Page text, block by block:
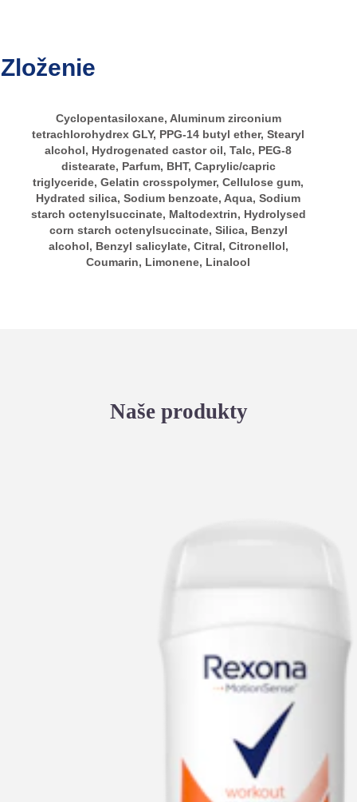
Zloženie
Cyclopentasiloxane, Aluminum zirconium
tetrachlorohydrex GLY, PPG-14 butyl ether, Stearyl
alcohol, Hydrogenated castor oil, Talc, PEG-8
distearate, Parfum, BHT, Caprylic/capric
triglyceride, Gelatin crosspolymer, Cellulose gum,
Hydrated silica, Sodium benzoate, Aqua, Sodium
starch octenylsuccinate, Maltodextrin, Hydrolysed
corn starch octenylsuccinate, Silica, Benzyl
alcohol, Benzyl salicylate, Citral, Citronellol,
Coumarin, Limonene, Linalool
Naše produkty